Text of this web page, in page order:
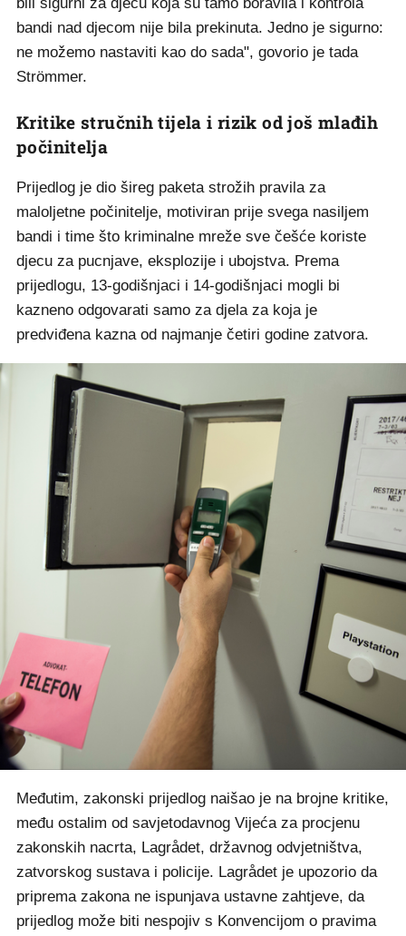
bandi nad djecom nije bila prekinuta. Jedno je sigurno:
ne možemo nastaviti kao do sada", govorio je tada
Strömmer.
Kritike stručnih tijela i rizik od još mlađih
počinitelja
Prijedlog je dio šireg paketa strožih pravila za
maloljetne počinitelje, motiviran prije svega nasiljem
bandi i time što kriminalne mreže sve češće koriste
djecu za pucnjave, eksplozije i ubojstva. Prema
prijedlogu, 13-godišnjaci i 14-godišnjaci mogli bi
kazneno odgovarati samo za djela za koja je
predviđena kazna od najmanje četiri godine zatvora.
Međutim, zakonski prijedlog naišao je na brojne kritike,
među ostalim od savjetodavnog Vijeća za procjenu
zakonskih nacrta, Lagrådet, državnog odvjetništva,
zatvorskog sustava i policije. Lagrådet je upozorio da
priprema zakona ne ispunjava ustavne zahtjeve, da
prijedlog može biti nespojiv s Konvencijom o pravima